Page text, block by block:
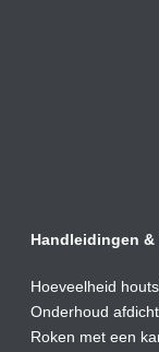
Handleidingen &
Hoeveelheid
Onderhoud afdic
Roken met een